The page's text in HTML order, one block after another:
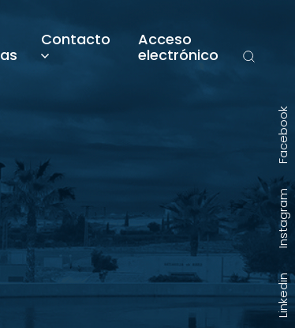
Contacto
Acceso
electrónico
Linkedin
Instagram
Facebook